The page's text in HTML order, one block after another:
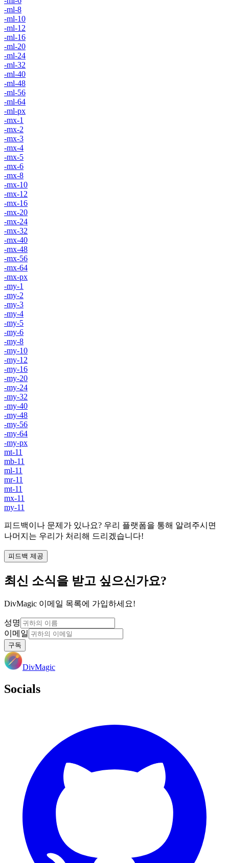
-ml-8
-ml-10
-ml-12
-ml-16
-ml-20
-ml-24
-ml-32
-ml-40
-ml-48
-ml-56
-ml-64
-ml-px
-mx-1
-mx-2
-mx-3
-mx-4
-mx-5
-mx-6
-mx-8
-mx-10
-mx-12
-mx-16
-mx-20
-mx-24
-mx-32
-mx-40
-mx-48
-mx-56
-mx-64
-mx-px
-my-1
-my-2
-my-3
-my-4
-my-5
-my-6
-my-8
-my-10
-my-12
-my-16
-my-20
-my-24
-my-32
-my-40
-my-48
-my-56
-my-64
-my-px
mt-11
mb-11
ml-11
mr-11
mt-11
mx-11
my-11
피드백이나 문제가 있나요? 우리 플랫폼을 통해 알려주시면
나머지는 우리가 처리해 드리겠습니다!
피드백 제공
최신 소식을 받고 싶으신가요?
DivMagic 이메일 목록에 가입하세요!
성명
이메일
구독
DivMagic
Socials